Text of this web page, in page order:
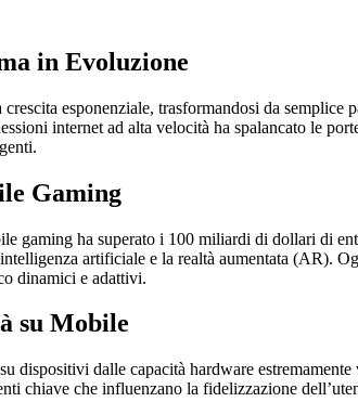
in Evoluzione
esponenziale, trasformandosi da
internet ad alta velocità ha spalancato le
Gaming
gaming ha superato i 100 miliardi di dollari di
artificiale e la realtà aumentata (AR).
dinamici e adattivi.
su Mobile
dispositivi dalle capacità hardware
chiave che influenzano la fidelizzazione